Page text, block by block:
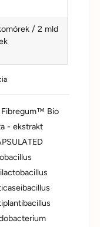
/ 2 mld
Fibregum™ Bio
- ekstrakt